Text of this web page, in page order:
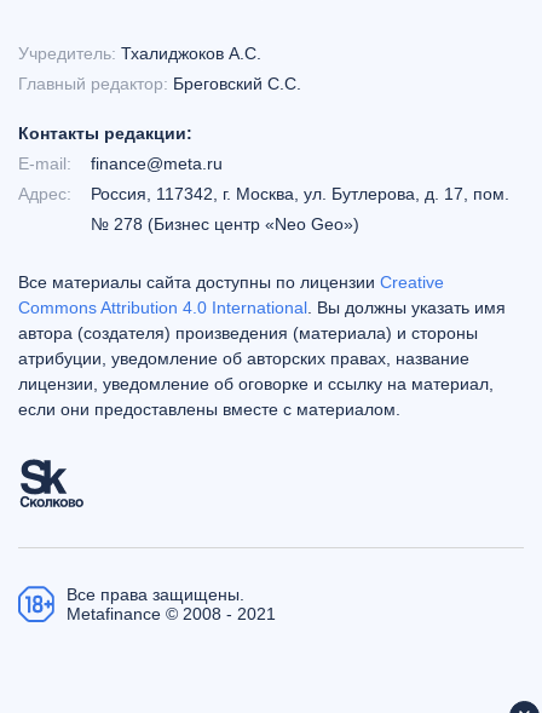
Учредитель: Тхалиджоков А.С.
Главный редактор: Бреговский С.С.
Контакты редакции:
E-mail:
finance@meta.ru
Адрес:
Россия, 117342, г. Москва, ул. Бутлерова, д. 17, пом.
№ 278 (Бизнес центр «Neo Geo»)
Все материалы сайта доступны по лицензии Creative
Commons Attribution 4.0 International . Вы должны указать имя
автора (создателя) произведения (материала) и стороны
атрибуции, уведомление об авторских правах, название
лицензии, уведомление об оговорке и ссылку на материал,
если они предоставлены вместе с материалом.
Все права защищены.
Metafinance © 2008 - 2021